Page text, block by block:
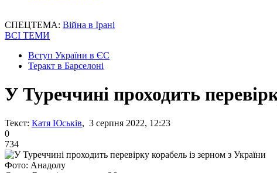
СПЕЦТЕМА: Війна в Ірані
ВСІ ТЕМИ
Вступ України в ЄС
Теракт в Барселоні
У Туреччині проходить
Текст: Катя Юськів, 3 серпня 2022, 12:23
0
734
Фото: Анадолу